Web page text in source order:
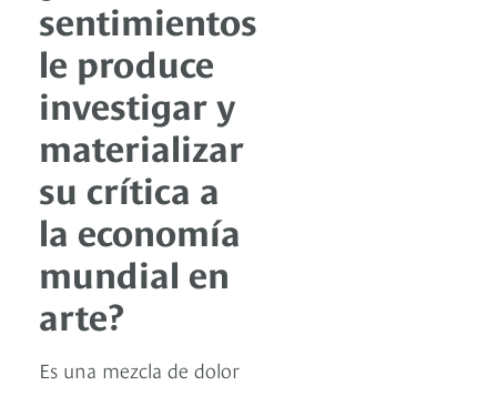
sentimientos
le produce
investigar y
materializar
su crítica a
la economía
mundial en
arte?
Es una mezcla de dolor